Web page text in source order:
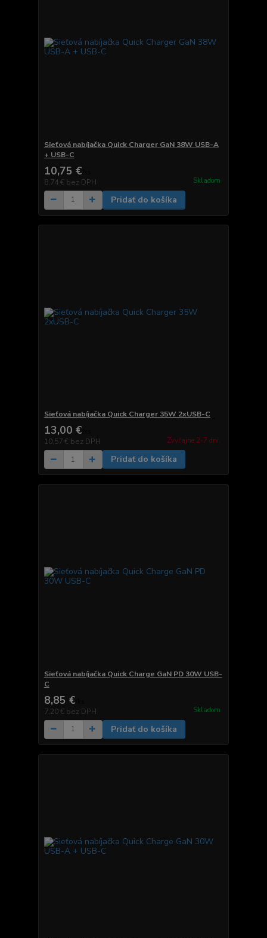
Sieťová nabíjačka Quick Charger GaN 38W USB-A
+ USB-C
10,75 €
8,74 € bez DPH Skladom
Pridať do košíka
Sieťová nabíjačka Quick Charger 35W 2xUSB-C
13,00 €
10,57 € bez DPH Zvyčajne 2-7 dni.
Pridať do košíka
Sieťová nabíjačka Quick Charge GaN PD 30W USB-
C
8,85 €
7,20 € bez DPH Skladom
Pridať do košíka